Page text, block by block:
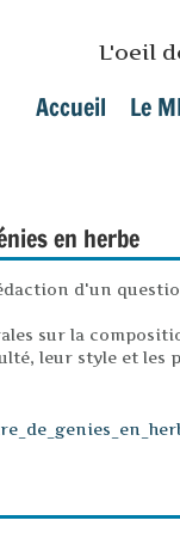
L'oeil
Main menu
Accueil Le
en herbe
d'un
sur la
leur style et les